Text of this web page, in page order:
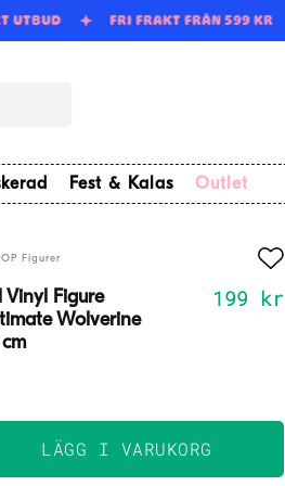
UTBUD FRI FRAKT FRÅN 599 KR
Fest & Kalas Outlet
Figurer
Figure
Wolverine
199 kr
LÄGG I VARUKORG